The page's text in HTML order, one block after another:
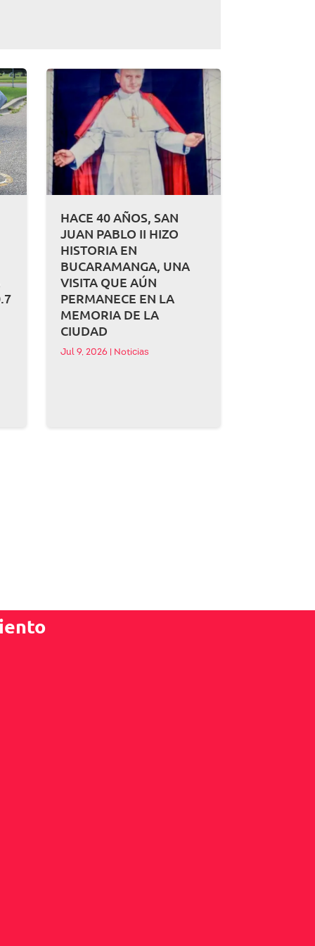
HACE 40 AÑOS, SAN
JUAN PABLO II HIZO
HISTORIA EN
BUCARAMANGA, UNA
VISITA QUE AÚN
PERMANECE EN LA
MEMORIA DE LA
CIUDAD
Jul 9, 2026 Noticias